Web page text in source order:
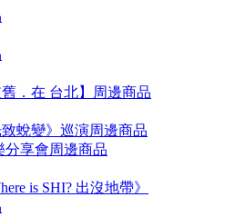
舊．在 台北】周邊商品
致蛻變》巡演周邊商品
分享會周邊商品
is SHI? 出沒地帶》